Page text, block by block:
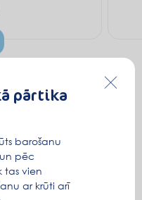
pārtika
barošanu
pēc
tas vien
ar krūti arī